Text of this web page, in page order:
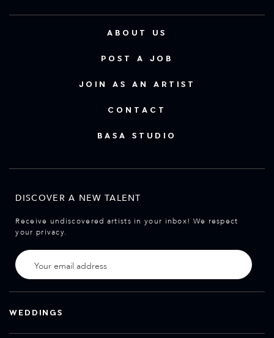
ABOUT US
POST A JOB
JOIN AS AN ARTIST
CONTACT
BASA STUDIO
DISCOVER A NEW TALENT
Receive undiscovered artists in your inbox! We respect
your privacy.
WEDDINGS